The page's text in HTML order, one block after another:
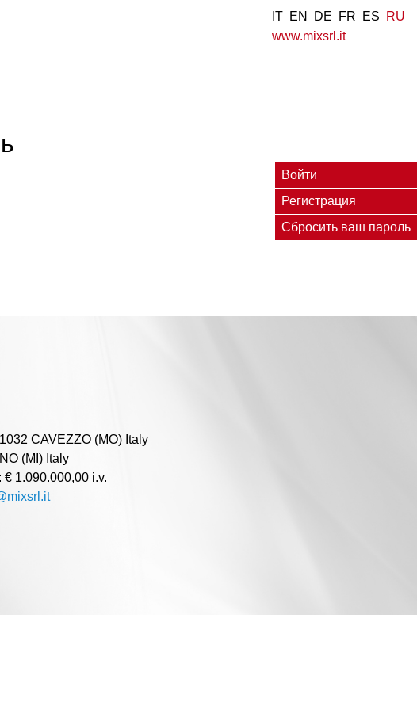
IT EN DE FR ES
RU
www.mixsrl.it
Главные
вкладки
Войти
Регистрация
Сбросить ваш пароль
CAVEZZO (MO) Italy
(MI) Italy
€ 1.090.000,00 i.v.